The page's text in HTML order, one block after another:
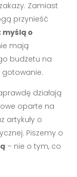
Zamiast
przynieść
myślą o
mają
budżetu na
działają
oparte na
artykuły o
Piszemy o
– nie o tym, co